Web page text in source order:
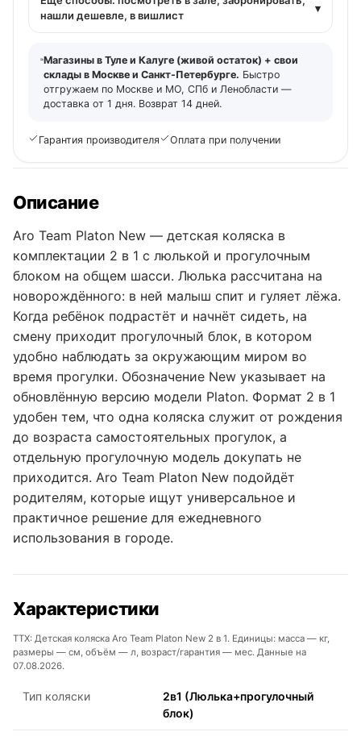
нашли дешевле, в вишлист
▾
Магазины в Туле и Калуге (живой остаток) + свои
склады в Москве и Санкт-Петербурге. Быстро
отгружаем по Москве и МО, СПб и Ленобласти —
доставка от 1 дня. Возврат 14 дней.
Гарантия производителя Оплата при получении
Описание
Aro Team Platon New — детская коляска в
комплектации 2 в 1 с люлькой и прогулочным
блоком на общем шасси. Люлька рассчитана на
новорождённого: в ней малыш спит и гуляет лёжа.
Когда ребёнок подрастёт и начнёт сидеть, на
смену приходит прогулочный блок, в котором
удобно наблюдать за окружающим миром во
время прогулки. Обозначение New указывает на
обновлённую версию модели Platon. Формат 2 в 1
удобен тем, что одна коляска служит от рождения
до возраста самостоятельных прогулок, а
отдельную прогулочную модель докупать не
приходится. Aro Team Platon New подойдёт
родителям, которые ищут универсальное и
практичное решение для ежедневного
использования в городе.
Характеристики
ТТХ: Детская коляска Aro Team Platon New 2 в 1. Единицы: масса — кг,
размеры — см, объём — л, возраст/гарантия — мес. Данные на
07.08.2026.
Тип коляски
2в1 (Люлька+прогулочный
блок)